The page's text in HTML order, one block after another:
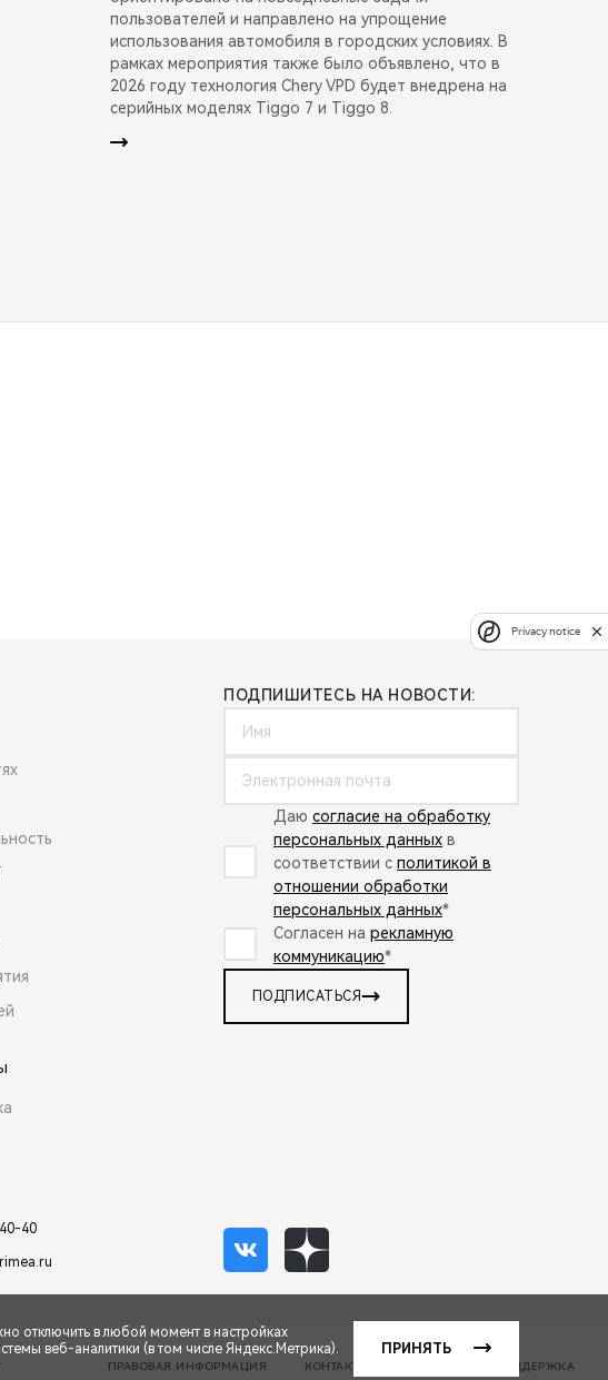
пользователей и направлено на упрощение
использования автомобиля в городских условиях. В
рамках мероприятия также было объявлено, что в
2026 году технология Chery VPD будет внедрена на
серийных моделях Tiggo 7 и Tiggo 8.
ПОДПИШИТЕСЬ НА НОВОСТИ:
Даю согласие на обработку
персональных данных в
соответствии с политикой в
отношении обработки
персональных данных*
Согласен на рекламную
коммуникацию*
ПОДПИСАТЬСЯ
40
ПРАВОВАЯ ИНФОРМАЦИЯ КОНТАКТЫ КЛИЕНТСКАЯ ПОДДЕРЖКА
отключить в любой момент в настройках
веб-аналитики (в том числе Яндекс.Метрика).
ПРИНЯТЬ
Privacy notice